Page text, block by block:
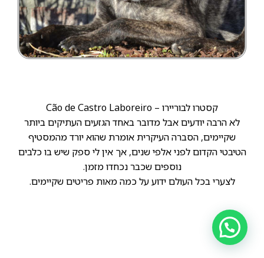
קסטרו לבוריירו – Cão de Castro Laboreiro
לא הרבה יודעים אבל מדובר באחד הגזעים העתיקים ביותר
שקיימים, הסברה העיקרית אומרת שהוא יורד מהמסטיף
הטיבטי הקדום לפני אלפי שנים, אך אין לי ספק שיש בו כלבים
נוספים שכבר נכחדו מזמן.
לצערי בכל העולם ידוע על כמה מאות פריטים שקיימים.